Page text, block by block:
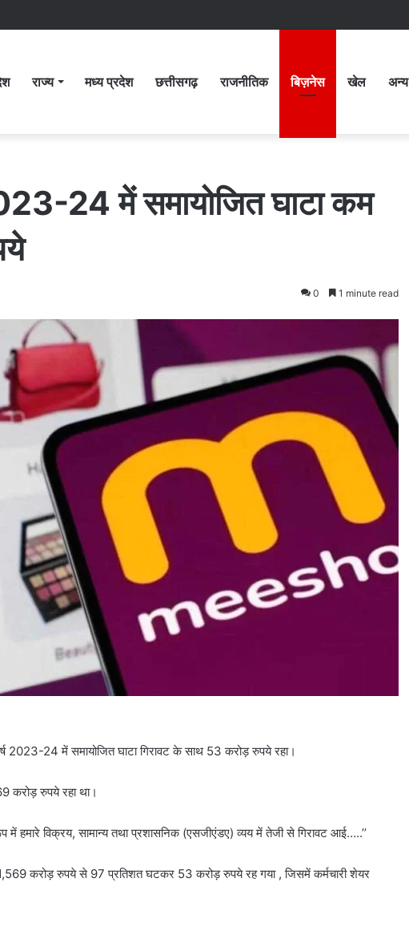
राज्य मध्य प्रदेश छत्तीसगढ़ राजनीतिक बिज़नेस खेल अन्य
24 में समायोजित घाटा कम
0 1 minute read
2023-24 में समायोजित घाटा गिरावट के साथ 53 करोड़ रुपये रहा।
करोड़ रुपये रहा था।
हमारे विक्रय, सामान्य तथा प्रशासनिक (एसजीएंडए) व्यय में तेजी से गिरावट आई…..’’
1,569 करोड़ रुपये से 97 प्रतिशत घटकर 53 करोड़ रुपये रह गया , जिसमें कर्मचारी शेयर